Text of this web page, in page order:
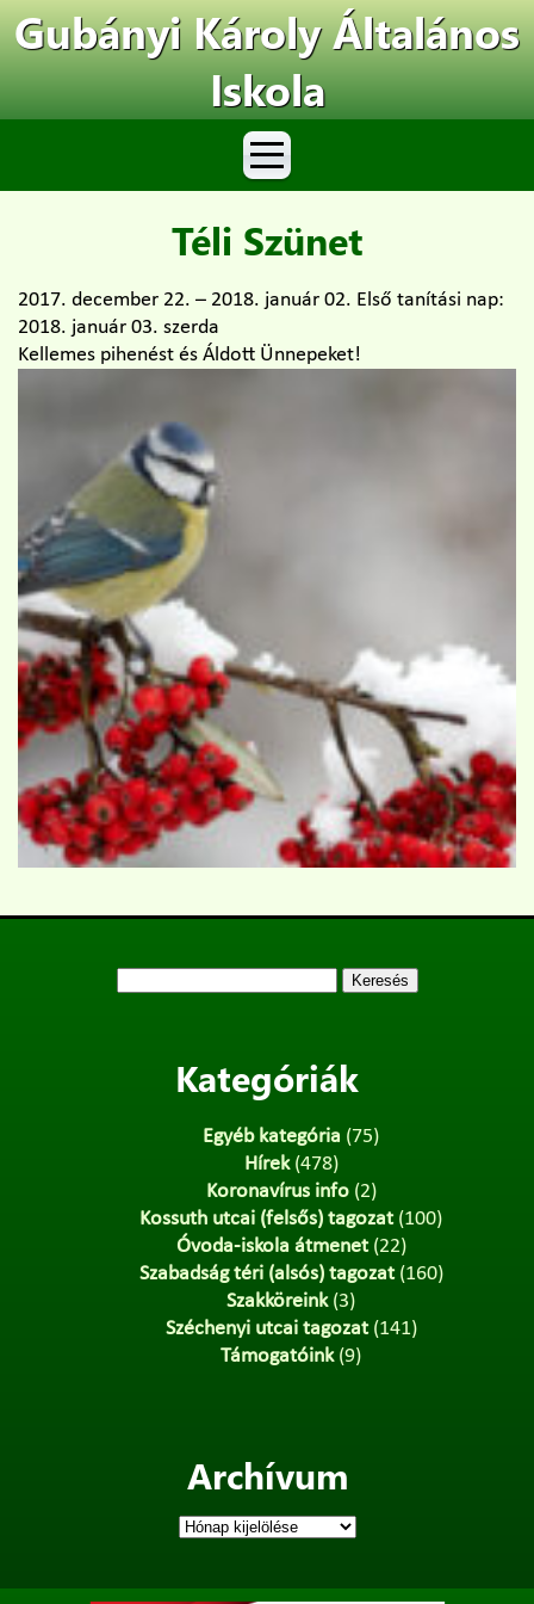
Gubányi Károly Általános
Iskola
Téli Szünet
2017. december 22. – 2018. január 02. Első tanítási nap:
2018. január 03. szerda
Kellemes pihenést és Áldott Ünnepeket!
Kategóriák
Egyéb kategória (75)
Hírek(478)
Koronavírus info(2)
Kossuth utcai (felsős) tagozat(100)
Óvoda-iskola átmenet(22)
Szabadság téri (alsós) tagozat(160)
Szakköreink(3)
Széchenyi utcai tagozat(141)
Támogatóink(9)
Archívum
Archívum